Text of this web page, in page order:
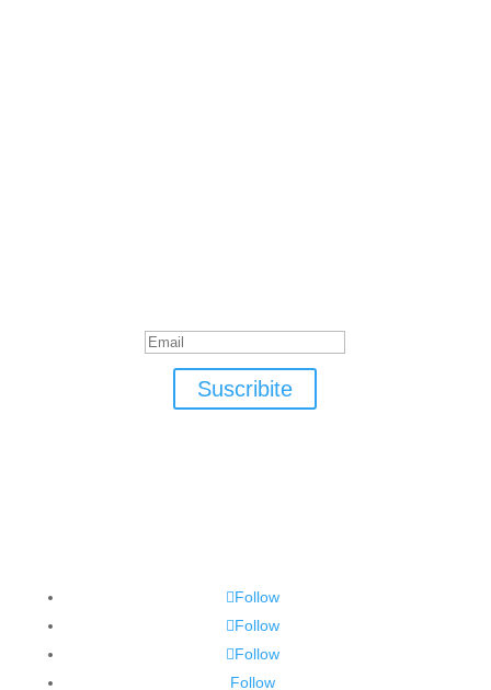
Suscribite
Follow
Follow
Follow
Follow